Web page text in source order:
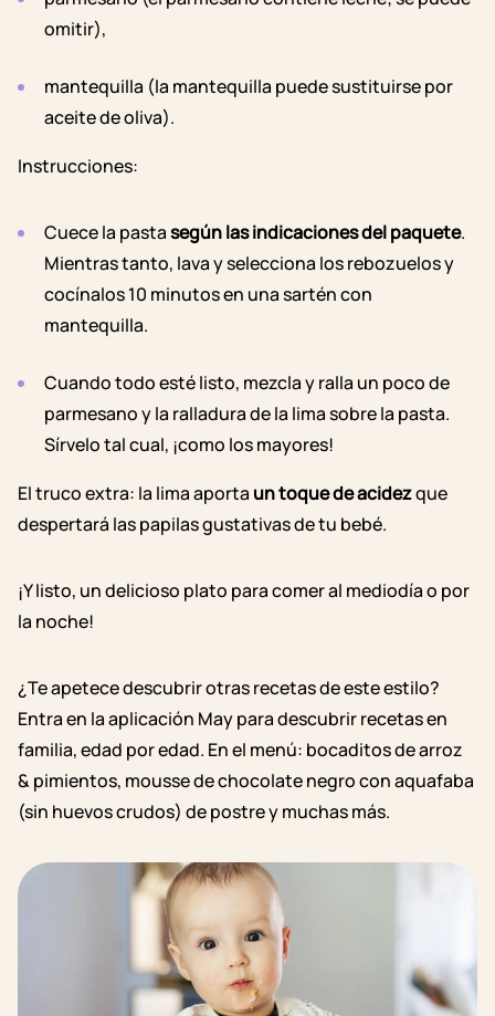
omitir),
mantequilla (la mantequilla puede sustituirse por
aceite de oliva).
Instrucciones:
Cuece la pastasegún las indicaciones del paquete.
Mientras tanto, lava y selecciona los rebozuelos y
cocínalos 10 minutos en una sartén con
mantequilla.
Cuando todo esté listo, mezcla y ralla un poco de
parmesano y la ralladura de la lima sobre la pasta.
Sírvelo tal cual, ¡como los mayores!
El truco extra: la lima aporta un toque de acidezque
despertará las papilas gustativas de tu bebé.
¡Y listo, un delicioso plato para comer al mediodía o por
la noche!
¿Te apetece descubrir otras recetas de este estilo?
Entra en la aplicación Maypara descubrir recetas en
familia, edad por edad. En el menú: bocaditos de arroz
& pimientos, mousse de chocolate negro con aquafaba
(sin huevos crudos) de postre y muchas más.